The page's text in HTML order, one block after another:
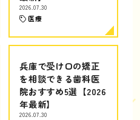
2026.07.30
医療
兵庫で受け口の矯正
を相談できる歯科医
院おすすめ5選【2026
年最新】
2026.07.30